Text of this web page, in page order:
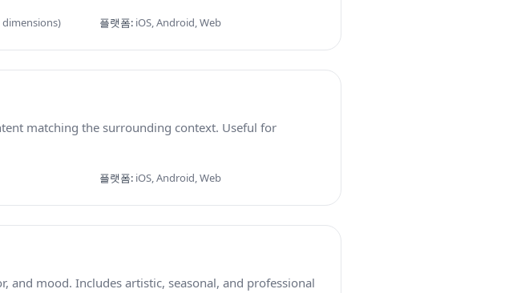
dimensions) 플랫폼: iOS, Android, Web
matching the surrounding context. Useful for
플랫폼: iOS, Android, Web
mood. Includes artistic, seasonal, and professional